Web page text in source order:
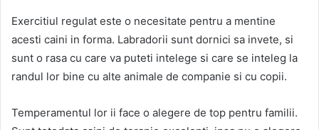
Exercitiul regulat este o necesitate pentru a mentine
acesti caini in forma. Labradorii sunt dornici sa invete, si
sunt o rasa cu care va puteti intelege si care se inteleg la
randul lor bine cu alte animale de companie si cu copii.
Temperamentul lor ii face o alegere de top pentru familii.